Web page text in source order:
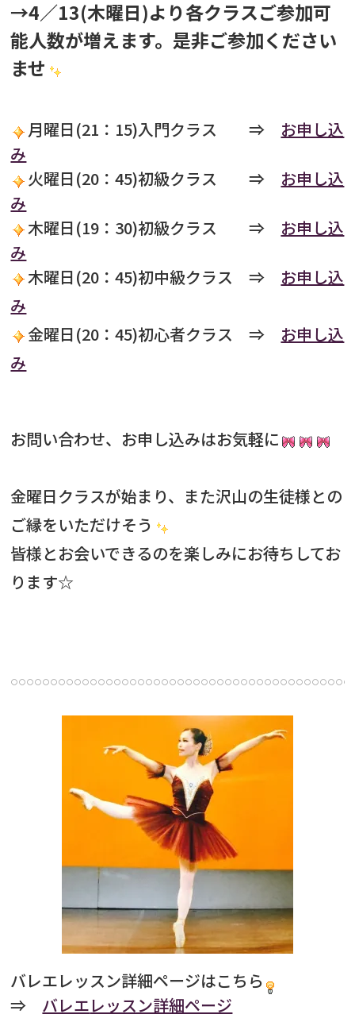
→4／13(木曜日)より各クラスご参加可
能人数が増えます。是非ご参加ください
ませ
月曜日(21：15)入門クラス ⇒ お申し込
み
火曜日(20：45)初級クラス ⇒ お申し込
み
木曜日(19：30)初級クラス ⇒ お申し込
み
木曜日(20：45)初中級クラス ⇒ お申し込
み
金曜日(20：45)初心者クラス ⇒ お申し込
み
お問い合わせ、お申し込みはお気軽に
金曜日クラスが始まり、また沢山の生徒様との
ご縁をいただけそう
皆様とお会いできるのを楽しみにお待ちしてお
ります☆
バレエレッスン詳細ページはこちら
⇒ バレエレッスン詳細ページ